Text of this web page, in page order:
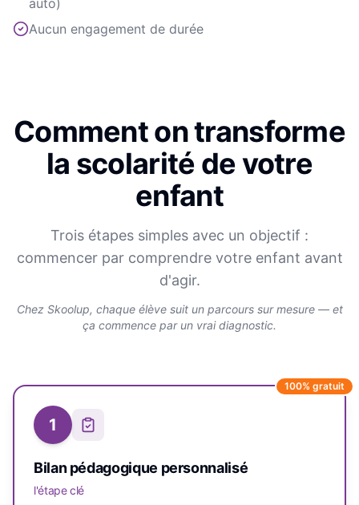
auto)
Aucun engagement de durée
Comment on transforme
la scolarité de votre
enfant
Trois étapes simples avec un objectif :
commencer par comprendre votre enfant avant
d'agir.
Chez Skoolup, chaque élève suit un parcours sur mesure — et
ça commence par un vrai diagnostic.
100% gratuit
1
Bilan pédagogique personnalisé
l'étape clé